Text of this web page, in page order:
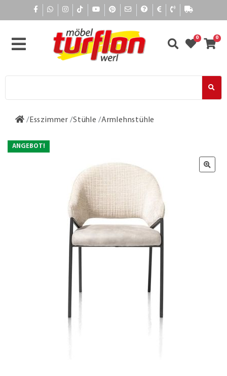
0 0
Esszimmer Stühle Armlehnstühle
ANGEBOT!